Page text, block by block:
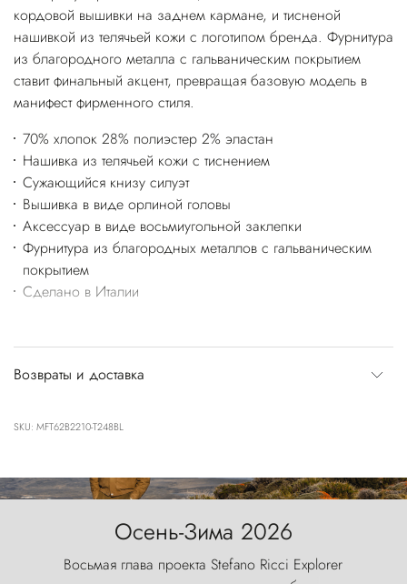
кордовой вышивки на заднем кармане, и тисненой
нашивкой из телячьей кожи с логотипом бренда. Фурнитура
из благородного металла с гальваническим покрытием
ставит финальный акцент, превращая базовую модель в
манифест фирменного стиля.
70% хлопок 28% полиэстер 2% эластан
Нашивка из телячьей кожи с тиснением
Сужающийся книзу силуэт
Вышивка в виде орлиной головы
Аксессуар в виде восьмиугольной заклепки
Фурнитура из благородных металлов с гальваническим
покрытием
Сделано в Италии
Возвраты и доставка
SKU: MFT62B2210-T248BL
Осень-Зима 2026
Восьмая глава проекта Stefano Ricci Explorer